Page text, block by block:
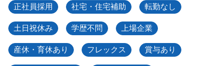
正社員採用 社宅・住宅補助 転勤なし
土日祝休み 学歴不問 上場企業
産休・育休あり フレックス 賞与あり